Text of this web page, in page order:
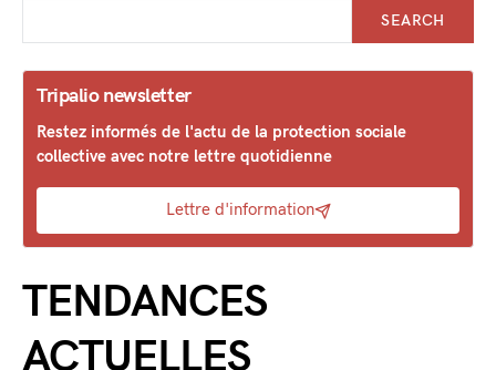
SEARCH
Tripalio newsletter
Restez informés de l'actu de la protection sociale
collective avec notre lettre quotidienne
Lettre d'information
TENDANCES
ACTUELLES